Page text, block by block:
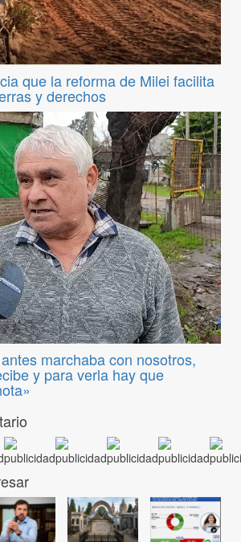
que la reforma de Milei facilita
y derechos
marchaba con nosotros,
y para verla hay que